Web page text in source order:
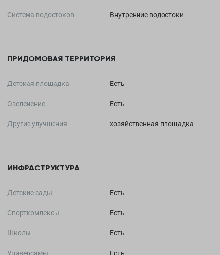
Система водостоков Внутренние водостоки
ПРИДОМОВАЯ ТЕРРИТОРИЯ
Детская площадка Есть
Озеленение Есть
Другие улучшения хозяйственная площадка
ИНФРАСТРУКТУРА
Детские сады Есть
Спорткомлексы Есть
Школы Есть
Универсамы Есть